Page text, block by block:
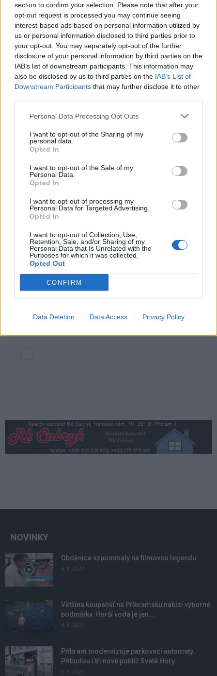
section to confirm your selection. Please note that after your
opt-out request is processed you may continue seeing
interest-based ads based on personal information utilized by
us or personal information disclosed to third parties prior to
your opt-out. You may separately opt-out of the further
disclosure of your personal information by third parties on the
IAB’s list of downstream participants. This information may
also be disclosed by us to third parties on the IAB’s List of
Downstream Participants that may further disclose it to other
Personal Data Processing Opt Outs
I want to opt-out of the Sharing of my
personal data.
Opted In
I want to opt-out of the Sale of my
Personal Data.
Opted In
I want to opt-out of processing my
Personal Data for Targeted Advertising.
Opted In
I want to opt-out of Collection, Use,
Retention, Sale, and/or Sharing of my
Personal Data that Is Unrelated with the
Purposes for which it was collected.
Opted Out
CONFIRM
Data Deletion Data Access Privacy Policy
TAGY Evropský den obětí trestných činů Minuta ticha Policie ČR
Do druhé poloviny letošní
sezóny vstupuje příbramské
divadlo komedií Lháři
Senátor Štěpánek: Našli jsme
shodu při zpracování kamene
z odvalů
SOUVISEJÍCÍ ČLÁNKY
VÍCE OD AUTORA
Vykradených aut na Příbramsku přibylo.
Každý sedmý řidič měl problém. Policie
30 přestupků
neobstála. Policie o prázdninách zpřísní
NOVINKY
Obděnice vzpomínaly na filmovou legendu
6. 8. 2026
Většina koupališť na Příbramsku nabízí výborné
podmínky. Horší voda je jen...
4. 8. 2026
Příbram modernizuje parkovací automaty.
Přibudou i tři nové poblíž Svaté Hory
3. 8. 2026